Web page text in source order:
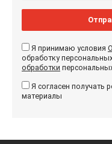
Я принимаю условия
обработку
обработки
Я согласен
материалы